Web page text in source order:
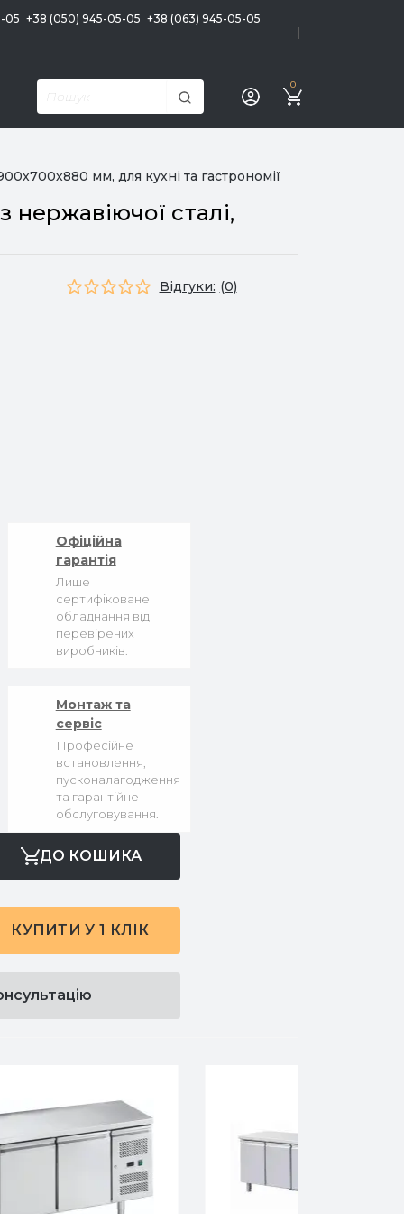
05 +38 (050) 945-05-05 +38 (063) 945-05-05
0
мм, для кухні та гастрономії
сталі,
Відгуки: (0)
Офіційна
гарантія
Лише
сертифіковане
обладнання від
перевірених
виробників.
Монтаж та
сервіс
Професійне
встановлення,
пусконалагодження
та гарантійне
обслуговування.
ДО КОШИКА
КУПИТИ У 1 КЛІК